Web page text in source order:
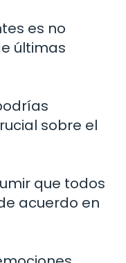
es no
últimas
sobre el
que todos
acuerdo en